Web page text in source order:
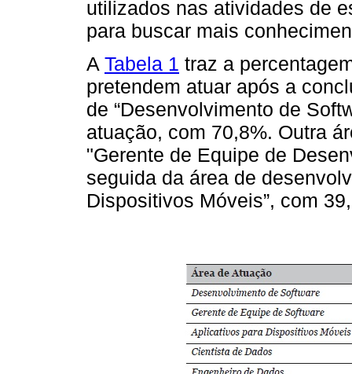
utilizados nas atividades de
para buscar mais
A Tabela 1 traz a
pretendem atuar após a
de “Desenvolvimento de
atuação, com 70,8%. Outra
"Gerente de Equipe de
seguida da área de
Dispositivos Móveis”, com